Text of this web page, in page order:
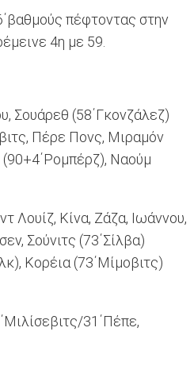
πέφτοντας στην
4η με 59.
Σουάρεθ (58΄Γκονζάλεζ)
Πέρε Πονς, Μιραμόν
Ναούμ
Λουίζ, Κίνα, Ζάζα, Ιωάννου,
Σούνιτς (73΄Σίλβα)
Κορέια (73΄Μίμοβιτς)
31΄Πέπε,